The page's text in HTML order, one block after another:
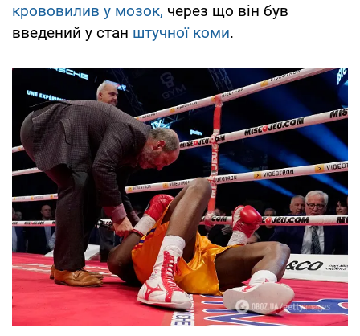
крововилив у мозок, через що він був
введений у стан штучної коми.